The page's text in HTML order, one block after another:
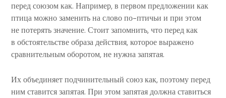
перед союзом как. Например, в первом предложении как
птица можно заменить на слово по-птичьи и при этом
не потерять значение. Стоит запомнить, что перед как
в обстоятельстве образа действия, которое выражено
сравнительным оборотом, не нужна запятая.
Их объединяет подчинительный союз как, поэтому перед
ним ставится запятая. При этом запятая должна ставиться